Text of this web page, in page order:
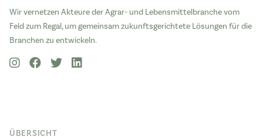
Wir vernetzen Akteure der Agrar- und Lebensmittelbranche vom
Feld zum Regal, um gemeinsam zukunftsgerichtete Lösungen für die
Branchen zu entwickeln.
ÜBERSICHT